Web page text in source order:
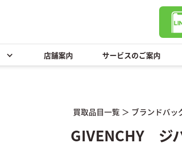
店舗案内 サービスのご案内
買取品目一覧 ＞ ブランドバッ
GIVENCHY ジ